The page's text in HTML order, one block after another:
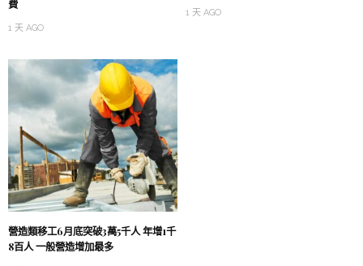
費
1 天 AGO
1 天 AGO
營造類移工6月底突破3萬5千人 年增1千
8百人 一般營造增加最多